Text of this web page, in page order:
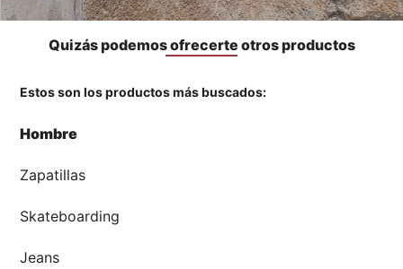
🤑 Zona Outlet
Tiendas
Quizás podemos ofrecerte otros productos
Estos son los productos más buscados:
Hombre
Zapatillas
Skateboarding
Jeans